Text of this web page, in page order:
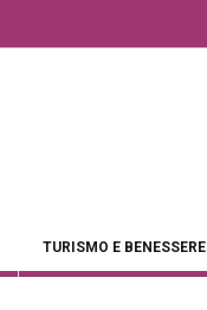
TURISMO E BENESSERE